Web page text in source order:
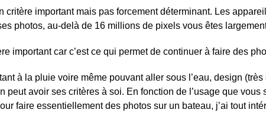
critère important mais pas forcement déterminant. Les
photos, au-delà de 16 millions de pixels vous êtes
important car c’est ce qui permet de continuer à faire des
à la pluie voire même pouvant aller sous l’eau, design
peut avoir ses critères à soi. En fonction de l’usage que
faire essentiellement des photos sur un bateau, j’ai tout